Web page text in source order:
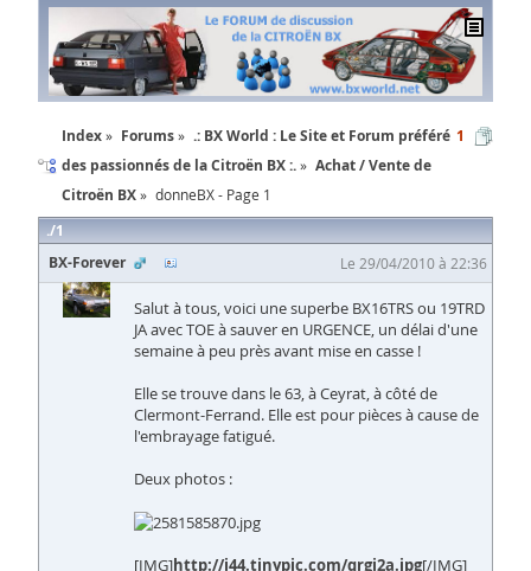
Index Forums
.: BX World : Le Site et Forum préféré
des passionnés de la Citroën BX :.
Achat / Vente de
Citroën BX
donneBX - Page 1
1
1
BX-Forever
Le 29/04/2010 à 22:36
Salut à tous, voici une superbe BX16TRS ou 19TRD
JA avec TOE à sauver en URGENCE, un délai d'une
semaine à peu près avant mise en casse !
Elle se trouve dans le 63, à Ceyrat, à côté de
Clermont-Ferrand. Elle est pour pièces à cause de
l'embrayage fatigué.
Deux photos :
[IMG]http://i44.tinypic.com/qrgi2a.jpg[/IMG]